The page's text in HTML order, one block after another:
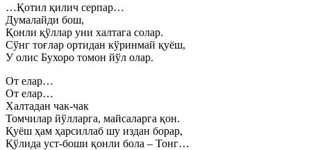
…Қотил қилич серпар…
Думалайди бош,
Қонли қўллар уни халтага солар.
Сўнг тоғлар ортидан кўринмай қуёш,
У олис Бухоро томон йўл олар.
От елар…
От елар…
Халтадан чак-чак
Томчилар йўлларга, майсаларга қон.
Қуёш ҳам ҳарсиллаб шу издан борар,
Қўлида уст-боши қонли бола – Тонг…